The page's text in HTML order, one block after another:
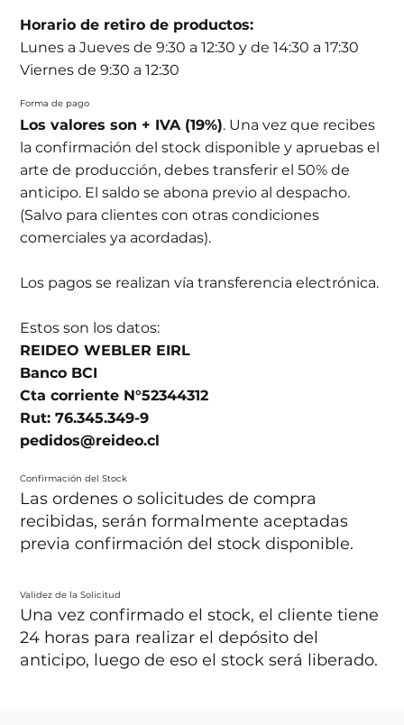
Horario de retiro de productos:
Lunes a Jueves de 9:30 a 12:30 y de 14:30 a 17:30
Viernes de 9:30 a 12:30
Forma de pago
Los valores son + IVA (19%). Una vez que recibes
la confirmación del stock disponible y apruebas el
arte de producción, debes transferir el 50% de
anticipo. El saldo se abona previo al despacho.
(Salvo para clientes con otras condiciones
comerciales ya acordadas).
Los pagos se realizan vía transferencia electrónica.
Estos son los datos:
REIDEO WEBLER EIRL
Banco BCI
Cta corriente N°52344312
Rut: 76.345.349-9
pedidos@reideo.cl
Confirmación del Stock
Las ordenes o solicitudes de compra
recibidas, serán formalmente aceptadas
previa confirmación del stock disponible.
Validez de la Solicitud
Una vez confirmado el stock, el cliente tiene
24 horas para realizar el depósito del
anticipo, luego de eso el stock será liberado.